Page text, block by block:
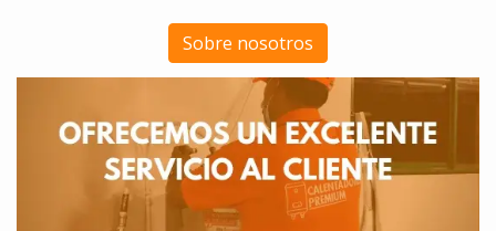
Sobre nosotros